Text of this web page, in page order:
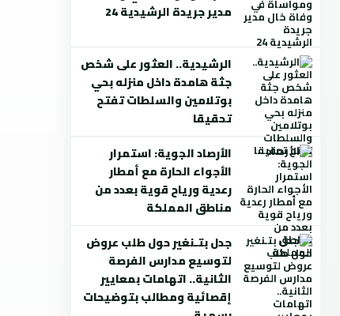
مدير جريدة الرشيدية 24
الرشيدية.. العثور على شخص
جثة هامدة داخل منزله بحي
بوتلامين والسلطات تفتح
تحقيقا
الأرصاد الجوية: استمرار
الأجواء الحارة مع أمطار
رعدية ورياح قوية بعدد من
مناطق المملكة
جدل بتـنغير حول طلب عروض
لتوسيع مدارس الفرصة
الثانية.. اتهامات بمعايير
إقصائية ومطالب بتوضيحات